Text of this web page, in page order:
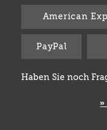
American
PayPal
Haben Sie noch
»